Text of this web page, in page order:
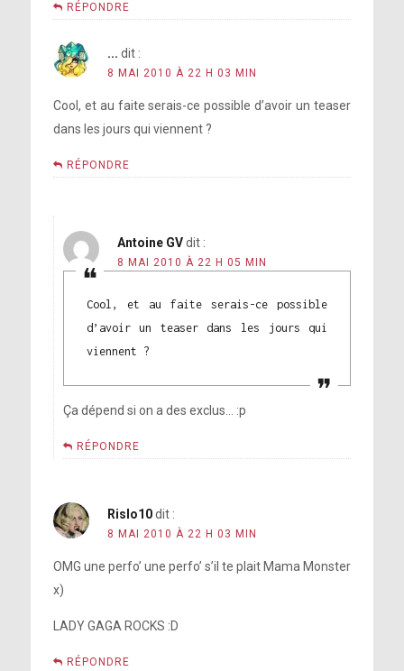
RÉPONDRE
... dit :
8 MAI 2010 À 22 H 03 MIN
Cool, et au faite serais-ce possible d’avoir un teaser
dans les jours qui viennent ?
RÉPONDRE
Antoine GV dit :
8 MAI 2010 À 22 H 05 MIN
Cool, et au faite serais-ce possible
d’avoir un teaser dans les jours qui
viennent ?
Ça dépend si on a des exclus… :p
RÉPONDRE
Rislo10 dit :
8 MAI 2010 À 22 H 03 MIN
OMG une perfo’ une perfo’ s’il te plait Mama Monster
x)
LADY GAGA ROCKS :D
RÉPONDRE